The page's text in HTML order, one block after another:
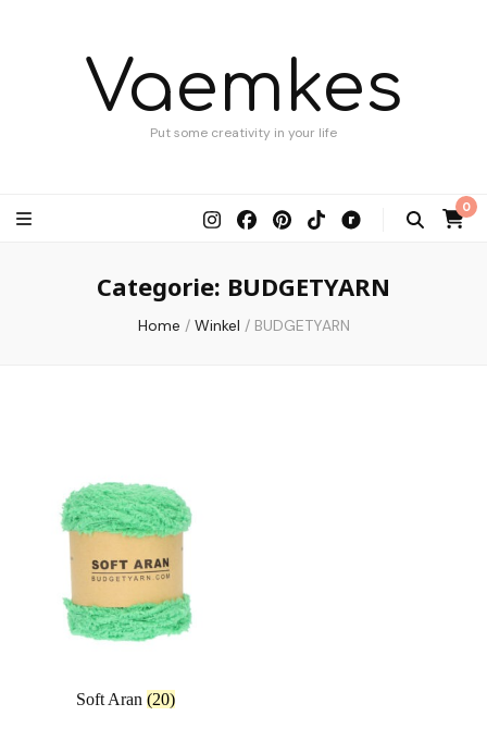
Vaemkes
Put some creativity in your life
0
Categorie: BUDGETYARN
Home / Winkel / BUDGETYARN
Soft Aran (20)